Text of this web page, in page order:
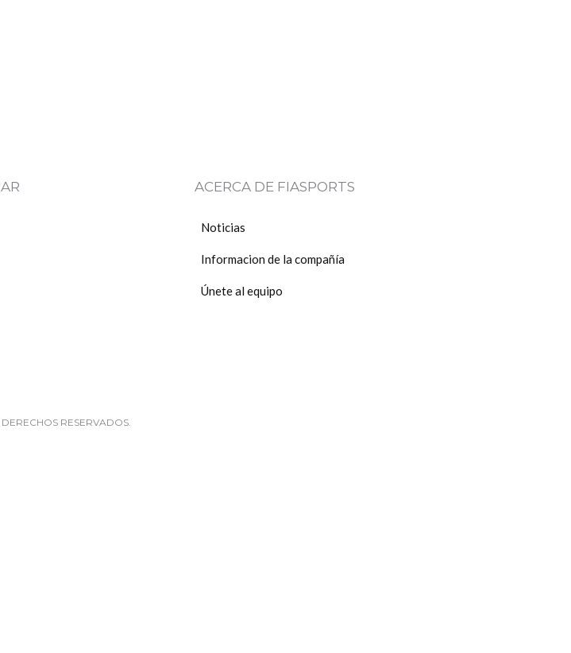
ACERCA DE FIASPORTS
Noticias
Informacion de la compañía
Únete al equipo
RESERVADOS.